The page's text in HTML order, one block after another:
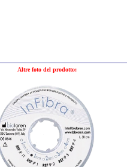
Altre foto del prodotto: